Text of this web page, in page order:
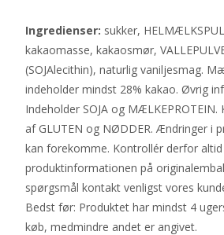
Ingredienser: sukker,
kakaomasse, kakaosmør,
(SOJAlecithin), naturlig vaniljesmag.
indeholder mindst 28% kakao. Øvrig
Indeholder SOJA og
af GLUTEN og NØDDER. Ændringer i
kan forekomme. Kontrollér derfor altid
produktinformationen på
spørgsmål kontakt venligst vores
Bedst før: Produktet har mindst 4
køb, medmindre andet er angivet.